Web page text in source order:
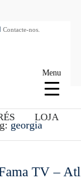
Contacte-nos.
LOJA
georgia
TV –
Menu